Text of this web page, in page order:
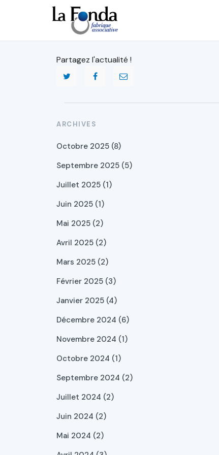
principal
Partagez l'actualité !
ARCHIVES
Octobre 2025 (8)
Septembre 2025 (5)
Juillet 2025 (1)
Juin 2025 (1)
Mai 2025 (2)
Avril 2025 (2)
Mars 2025 (2)
Février 2025 (3)
Janvier 2025 (4)
Décembre 2024 (6)
Novembre 2024 (1)
Octobre 2024 (1)
Septembre 2024 (2)
Juillet 2024 (2)
Juin 2024 (2)
Mai 2024 (2)